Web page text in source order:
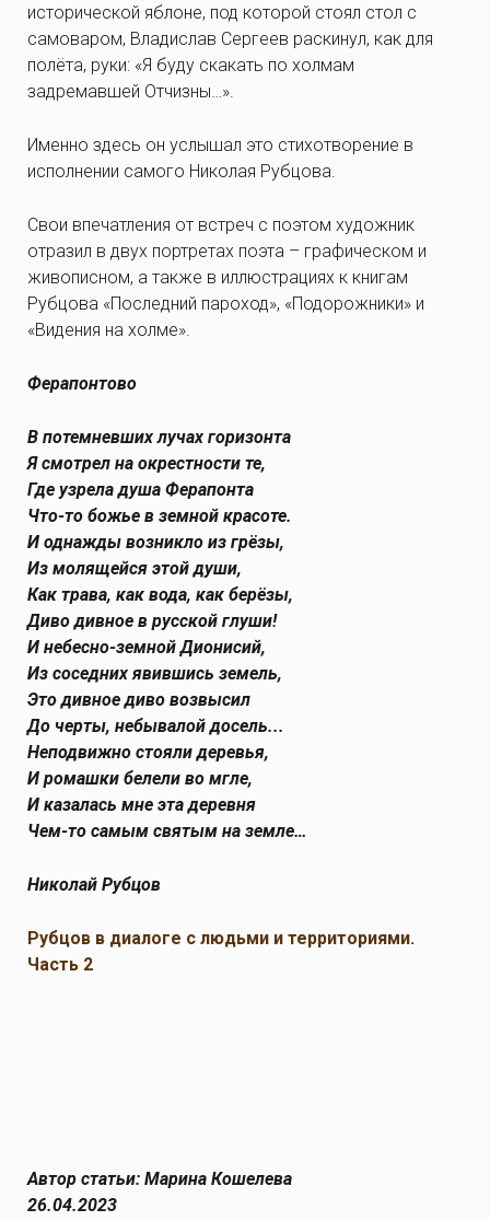
исторической яблоне, под которой стоял стол с
самоваром, Владислав Сергеев раскинул, как для
полёта, руки: «Я буду скакать по холмам
задремавшей Отчизны…».
Именно здесь он услышал это стихотворение в
исполнении самого Николая Рубцова.
Свои впечатления от встреч с поэтом художник
отразил в двух портретах поэта – графическом и
живописном, а также в иллюстрациях к книгам
Рубцова «Последний пароход», «Подорожники» и
«Видения на холме».
Ферапонтово
В потемневших лучах горизонта
Я смотрел на окрестности те,
Где узрела душа Ферапонта
Что-то божье в земной красоте.
И однажды возникло из грёзы,
Из молящейся этой души,
Как трава, как вода, как берёзы,
Диво дивное в русской глуши!
И небесно-земной Дионисий,
Из соседних явившись земель,
Это дивное диво возвысил
До черты, небывалой досель...
Неподвижно стояли деревья,
И ромашки белели во мгле,
И казалась мне эта деревня
Чем-то самым святым на земле…
Николай Рубцов
Рубцов в диалоге с людьми и территориями.
Часть 2
Автор статьи: Марина Кошелева
26.04.2023